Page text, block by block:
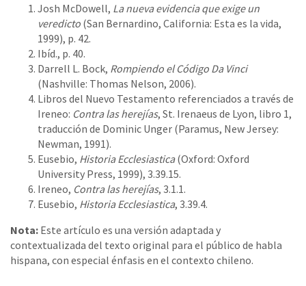
Josh McDowell, La nueva evidencia que exige un
veredicto (San Bernardino, California: Esta es la vida,
1999), p. 42.
Ibíd., p. 40.
Darrell L. Bock, Rompiendo el Código Da Vinci
(Nashville: Thomas Nelson, 2006).
Libros del Nuevo Testamento referenciados a través de
Ireneo: Contra las herejías, St. Irenaeus de Lyon, libro 1,
traducción de Dominic Unger (Paramus, New Jersey:
Newman, 1991).
Eusebio, Historia Ecclesiastica(Oxford: Oxford
University Press, 1999), 3.39.15.
Ireneo, Contra las herejías, 3.1.1.
Eusebio, Historia Ecclesiastica, 3.39.4.
Nota: Este artículo es una versión adaptada y
contextualizada del texto original para el público de habla
hispana, con especial énfasis en el contexto chileno.